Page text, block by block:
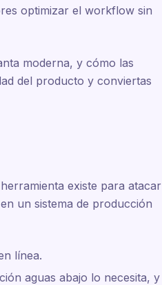
optimizar el workflow sin
moderna, y cómo las
del producto y conviertas
existe para atacar
un sistema de producción
línea.
aguas abajo lo necesita, y